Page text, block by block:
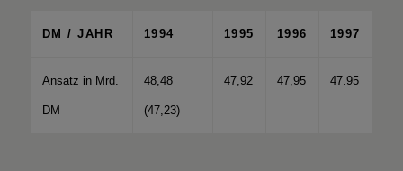
DM / JAHR 1994 1995 1996 1997
Ansatz in Mrd.
DM
48,48
(47,23)
47,92 47,95 47.95